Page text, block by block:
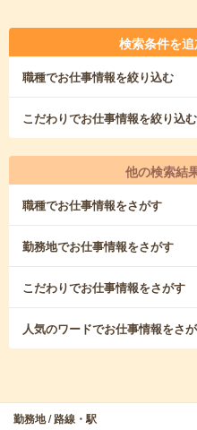
検索条件を
職種でお仕事情報を絞り込む
こだわりでお仕事情報を絞り込む
他の検索結
職種でお仕事情報をさがす
勤務地でお仕事情報をさがす
こだわりでお仕事情報をさがす
人気のワードでお仕事情報をさ
勤務地 / 路線・駅